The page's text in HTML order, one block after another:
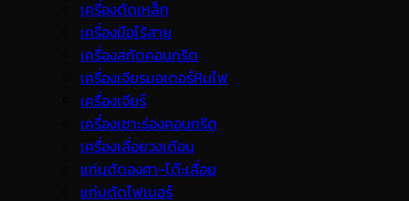
เครื่องตัดเหล็ก
เครื่องมือไร้สาย
เครื่องสกัดคอนกรีต
เครื่องเจียรมอเตอร์หินไฟ
เครื่องเจียร์
เครื่องเซาะร่องคอนกรีต
เครื่องเลื่อยวงเดือน
แท่นตัดองศา-โต๊ะเลื่อย
แท่นตัดไฟเบอร์